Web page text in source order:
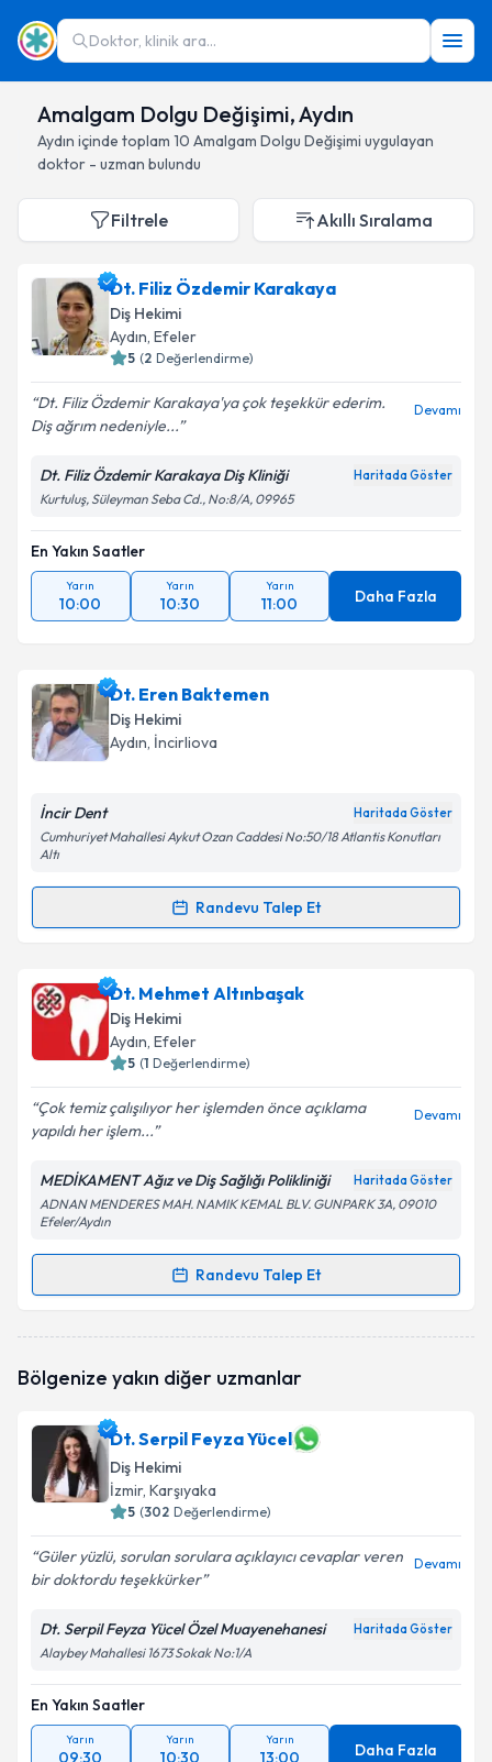
Doktor, klinik ara...
Amalgam Dolgu Değişimi, Aydın
Aydın içinde toplam 10 Amalgam Dolgu Değişimi uygulayan
doktor - uzman bulundu
Filtrele Akıllı Sıralama
Dt. Filiz Özdemir Karakaya
Diş Hekimi
Aydın, Efeler
5 (2 Değerlendirme)
Dt. Filiz Özdemir Karakaya'ya çok teşekkür ederim.
Diş ağrım nedeniyle...
Devamı
Dt. Filiz Özdemir Karakaya Diş Kliniği Haritada Göster
Kurtuluş, Süleyman Seba Cd., No:8/A, 09965
En Yakın Saatler
Yarın
10:00
Yarın
10:30
Yarın
11:00 Daha Fazla
Dt. Eren Baktemen
Diş Hekimi
Aydın, İncirliova
İncir Dent Haritada Göster
Cumhuriyet Mahallesi Aykut Ozan Caddesi No:50/18 Atlantis Konutları
Altı
Randevu Talep Et
Randevu Takvimi Talebi
Dt. Eren Baktemeniçin randevu takvimi talebi
oluşturun. Size bu uzmandan randevu almanız için bir
takvim hazırlandığında e-posta ile bilgilendireceğiz.
Kişisel verilerimin işlenmesine ilişkin
Aydınlatma
Metni'ni okudum ve kişisel verilerimin belirtilen
kapsamda işlenmesini kabul ediyorum.
Takvim Talebini Gönder
Dt. Mehmet Altınbaşak
Diş Hekimi
Aydın, Efeler
5 (1 Değerlendirme)
Çok temiz çalışılıyor her işlemden önce açıklama
yapıldı her işlem...
Devamı
MEDİKAMENT Ağız ve Diş Sağlığı Polikliniği Haritada Göster
ADNAN MENDERES MAH. NAMIK KEMAL BLV. GUNPARK 3A, 09010
Efeler/Aydın
Randevu Talep Et
Randevu Takvimi Talebi
oluşturun. Size bu uzmandan randevu almanız için bir
E-posta Adresiniz
Kişisel verilerimin işlenmesine ilişkinAydınlatma
Metni'ni okudum ve kişisel verilerimin belirtilen
Bölgenize yakın diğer uzmanlar
Dt. Serpil Feyza Yücel
Diş Hekimi
İzmir, Karşıyaka
5 (302 Değerlendirme)
Güler yüzlü, sorulan sorulara açıklayıcı cevaplar veren
bir doktordu teşekkürker
Devamı
Dt. Serpil Feyza Yücel Özel Muayenehanesi Haritada Göster
Alaybey Mahallesi 1673 Sokak No:1/A
En Yakın Saatler
Yarın
09:30
Yarın
10:30
Yarın
13:00 Daha Fazla